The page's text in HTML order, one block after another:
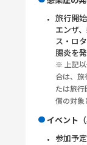
旅行開
エンザ
ス・ロ
腸炎を
※ 上記以
合は、旅
たは旅行
償の対象
イベント
参加予